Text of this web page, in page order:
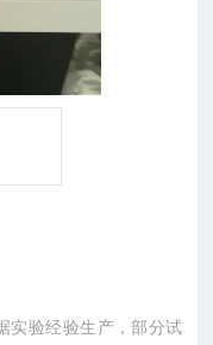
实验经验生产，部分试